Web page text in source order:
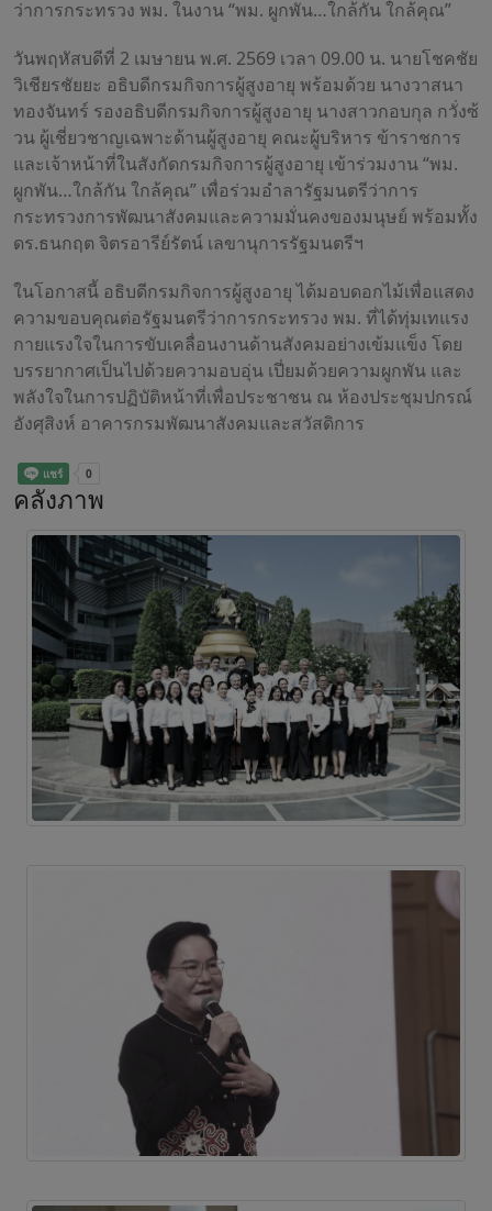
ว่าการกระทรวง พม. ในงาน “พม. ผูกพัน…ใกล้กัน ใกล้คุณ”
วันพฤหัสบดีที่ 2 เมษายน พ.ศ. 2569 เวลา 09.00 น. นายโชคชัย
วิเชียรชัยยะ อธิบดีกรมกิจการผู้สูงอายุ พร้อมด้วย นางวาสนา
ทองจันทร์ รองอธิบดีกรมกิจการผู้สูงอายุ นางสาวกอบกุล กวั่งซ้
วน ผู้เชี่ยวชาญเฉพาะด้านผู้สูงอายุ คณะผู้บริหาร ข้าราชการ
และเจ้าหน้าที่ในสังกัดกรมกิจการผู้สูงอายุ เข้าร่วมงาน “พม.
ผูกพัน…ใกล้กัน ใกล้คุณ” เพื่อร่วมอำลารัฐมนตรีว่าการ
กระทรวงการพัฒนาสังคมและความมั่นคงของมนุษย์ พร้อมทั้ง
ดร.ธนกฤต จิตรอารีย์รัตน์ เลขานุการรัฐมนตรีฯ
ในโอกาสนี้ อธิบดีกรมกิจการผู้สูงอายุ ได้มอบดอกไม้เพื่อแสดง
ความขอบคุณต่อรัฐมนตรีว่าการกระทรวง พม. ที่ได้ทุ่มเทแรง
กายแรงใจในการขับเคลื่อนงานด้านสังคมอย่างเข้มแข็ง โดย
บรรยากาศเป็นไปด้วยความอบอุ่น เปี่ยมด้วยความผูกพัน และ
พลังใจในการปฏิบัติหน้าที่เพื่อประชาชน ณ ห้องประชุมปกรณ์
อังศุสิงห์ อาคารกรมพัฒนาสังคมและสวัสดิการ
คลังภาพ